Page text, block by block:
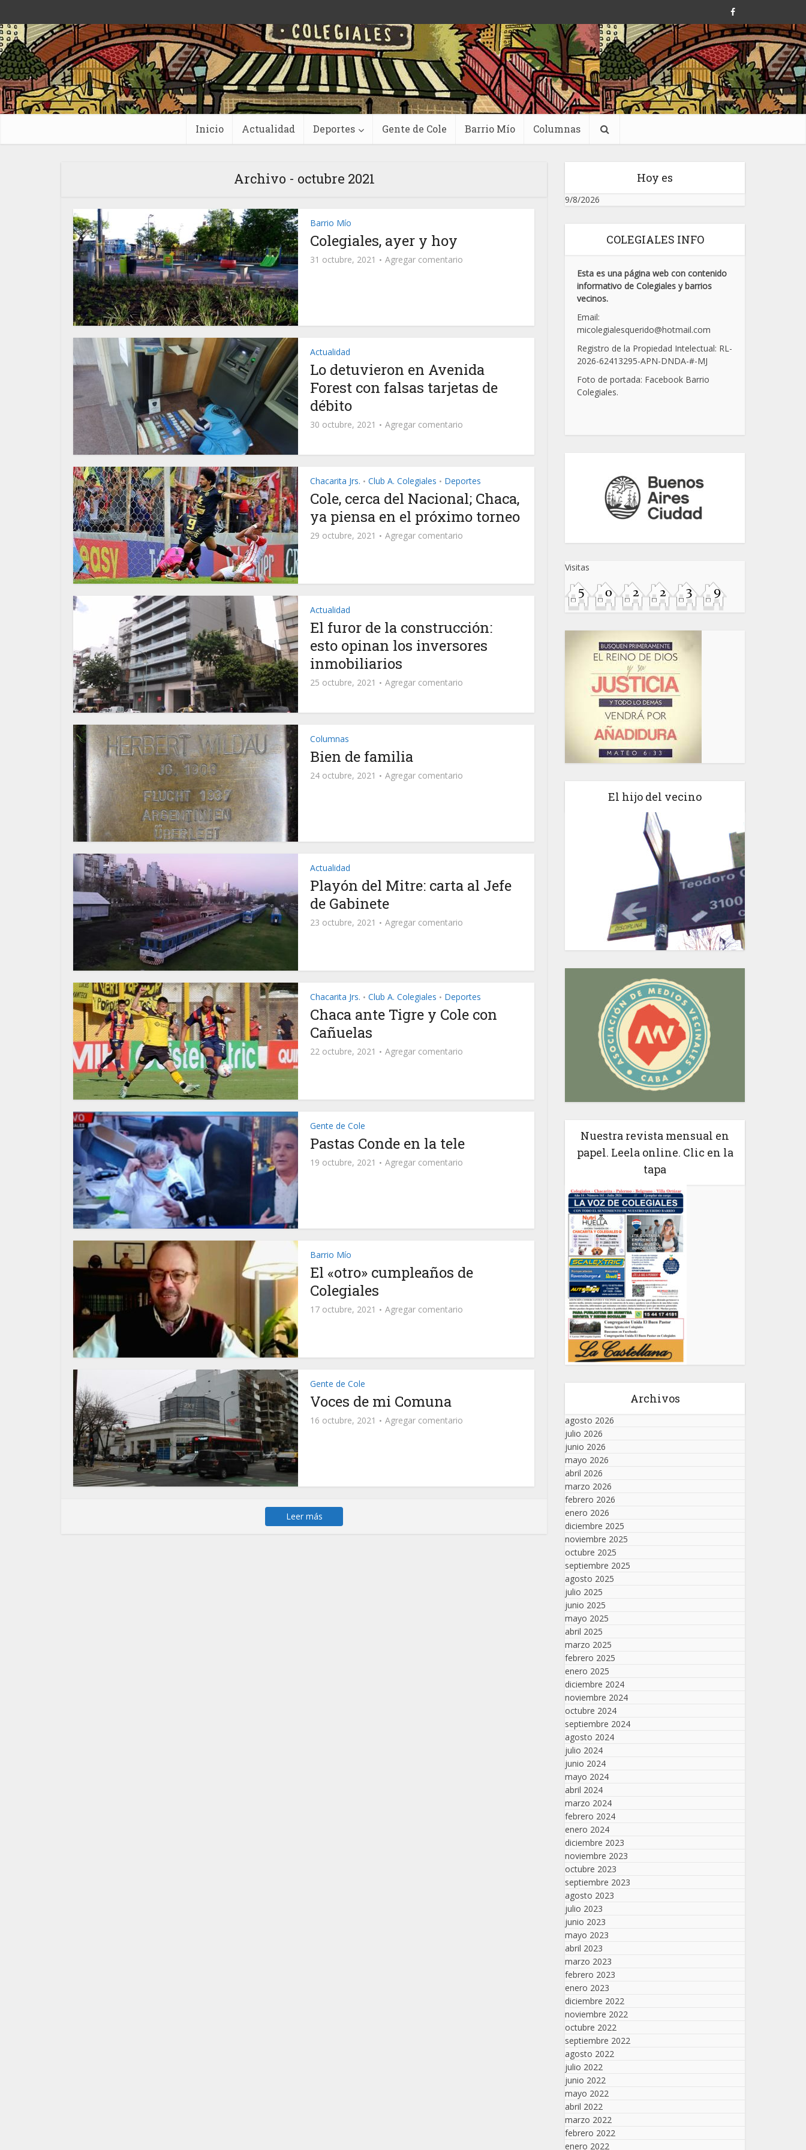
Inicio Actualidad Deportes Gente de Cole Barrio Mío Columnas
Archivo - octubre 2021
Barrio Mío
Colegiales, ayer y hoy
31 octubre, 2021 Agregar comentario
Actualidad
Lo detuvieron en Avenida
Forest con falsas tarjetas de
débito
30 octubre, 2021 Agregar comentario
Chacarita Jrs. • Club A. Colegiales • Deportes
Cole, cerca del Nacional; Chaca,
ya piensa en el próximo torneo
29 octubre, 2021 Agregar comentario
Actualidad
El furor de la construcción:
esto opinan los inversores
inmobiliarios
25 octubre, 2021 Agregar comentario
Columnas
Bien de familia
24 octubre, 2021 Agregar comentario
Actualidad
Playón del Mitre: carta al Jefe
de Gabinete
23 octubre, 2021 Agregar comentario
Chacarita Jrs. • Club A. Colegiales • Deportes
Chaca ante Tigre y Cole con
Cañuelas
22 octubre, 2021 Agregar comentario
Gente de Cole
Pastas Conde en la tele
19 octubre, 2021 Agregar comentario
Barrio Mío
El «otro» cumpleaños de
Colegiales
17 octubre, 2021 Agregar comentario
Gente de Cole
Voces de mi Comuna
16 octubre, 2021 Agregar comentario
Leer más
Hoy es
9/8/2026
COLEGIALES INFO
Esta es una página web con contenido
informativo de Colegiales y barrios
vecinos.
Email:
micolegialesquerido@hotmail.com
Registro de la Propiedad Intelectual: RL-
2026-62413295-APN-DNDA-#-MJ
Foto de portada: Facebook Barrio
Colegiales.
Visitas
El hijo del vecino
Nuestra revista mensual en
papel. Leela online. Clic en la
tapa
Archivos
agosto 2026
julio 2026
junio 2026
mayo 2026
abril 2026
marzo 2026
febrero 2026
enero 2026
diciembre 2025
noviembre 2025
octubre 2025
septiembre 2025
agosto 2025
julio 2025
junio 2025
mayo 2025
abril 2025
marzo 2025
febrero 2025
enero 2025
diciembre 2024
noviembre 2024
octubre 2024
septiembre 2024
agosto 2024
julio 2024
junio 2024
mayo 2024
abril 2024
marzo 2024
febrero 2024
enero 2024
diciembre 2023
noviembre 2023
octubre 2023
septiembre 2023
agosto 2023
julio 2023
junio 2023
mayo 2023
abril 2023
marzo 2023
febrero 2023
enero 2023
diciembre 2022
noviembre 2022
octubre 2022
septiembre 2022
agosto 2022
julio 2022
junio 2022
mayo 2022
abril 2022
marzo 2022
febrero 2022
enero 2022